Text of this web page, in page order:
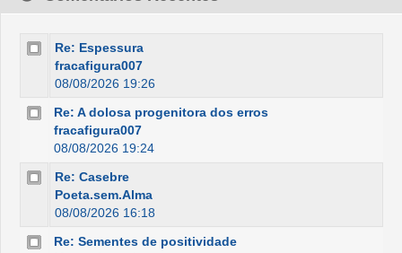
Re: Espessura
fracafigura007
08/08/2026 19:26
Re: A dolosa progenitora dos erros
fracafigura007
08/08/2026 19:24
Re: Casebre
Poeta.sem.Alma
08/08/2026 16:18
Re: Sementes de positividade